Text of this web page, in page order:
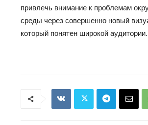
привлечь внимание к проблемам
среды через совершенно новый
который понятен широкой аудитории.